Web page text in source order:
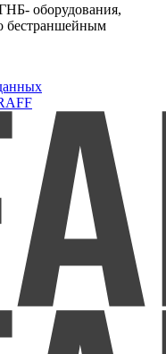
оборудования,
бестраншейным